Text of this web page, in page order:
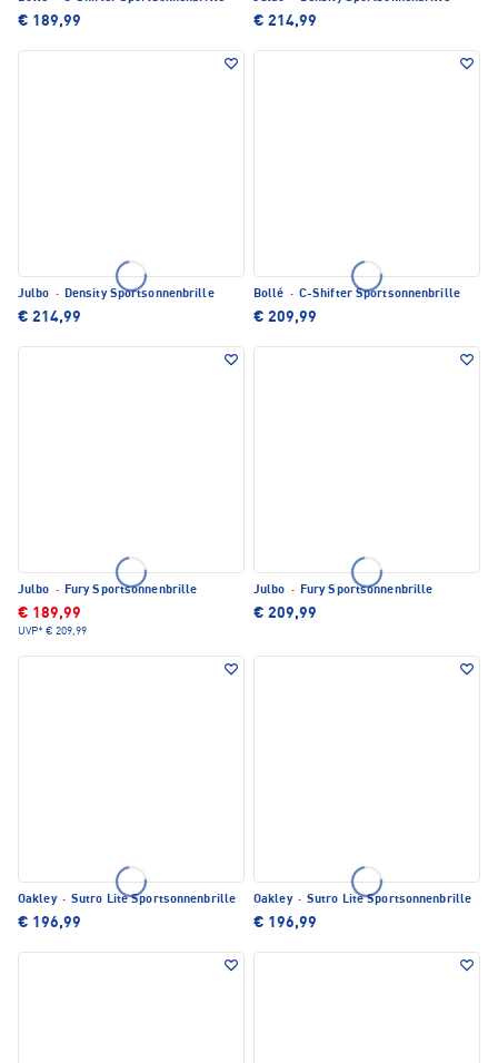
€ 189,99 € 214,99
Julbo · Density Sportsonnenbrille
€ 214,99
Bollé · C-Shifter Sportsonnenbrille
€ 209,99
Julbo · Fury Sportsonnenbrille
€ 189,99
UVP* € 209,99
Julbo · Fury Sportsonnenbrille
€ 209,99
Oakley · Sutro Lite Sportsonnenbrille
€ 196,99
Oakley · Sutro Lite Sportsonnenbrille
€ 196,99